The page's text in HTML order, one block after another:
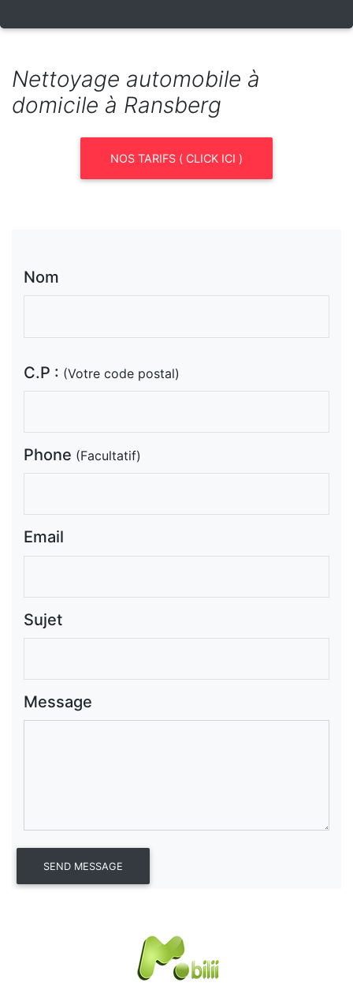
Nettoyage automobile à
domicile à Ransberg
NOS TARIFS ( CLICK ICI )
Nom
C.P : (Votre code postal)
Phone (Facultatif)
Email
Sujet
Message